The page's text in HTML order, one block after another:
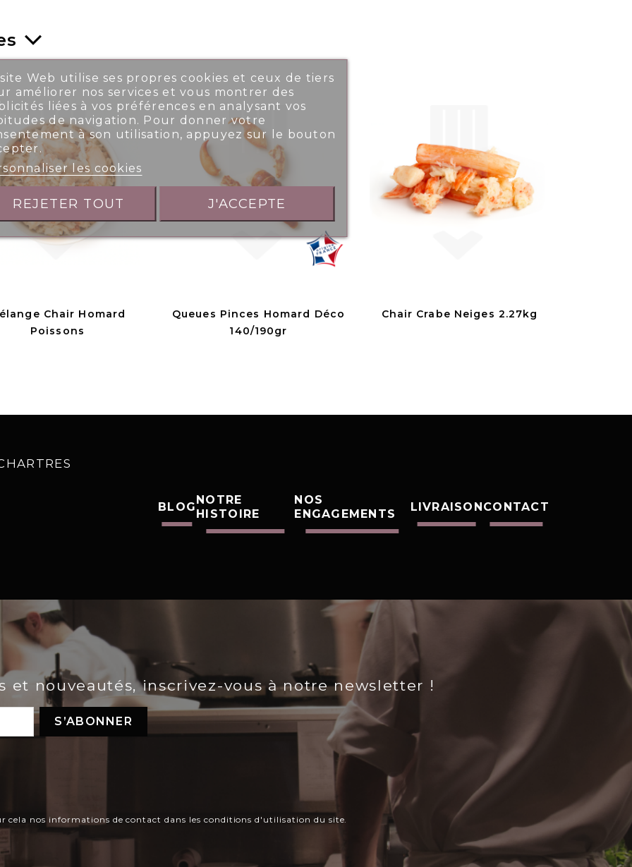
Chair Homard
Poissons
Queues Pinces Homard Déco
140/190gr
Chair Crabe Neiges 2.27kg
BLOG
NOTRE
HISTOIRE
NOS
ENGAGEMENTS
LIVRAISONCONTACT
et nouveautés, inscrivez-vous à notre newsletter !
nos informations de contact dans les conditions d'utilisation du site.
site Web utilise ses propres cookies et ceux de tiers
améliorer nos services et vous montrer des
liées à vos préférences en analysant vos
de navigation. Pour donner votre
à son utilisation, appuyez sur le bouton
les cookies
REJETER TOUT J'ACCEPTE